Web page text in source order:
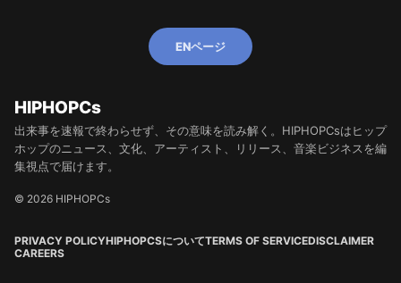
ENページ
HIPHOPCs
出来事を速報で終わらせず、その意味を読み解く。HIPHOPCsはヒップ
ホップのニュース、文化、アーティスト、リリース、音楽ビジネスを編
集視点で届けます。
© 2026 HIPHOPCs
PRIVACY POLICYHIPHOPCSについてTERMS OF SERVICEDISCLAIMER
CAREERS